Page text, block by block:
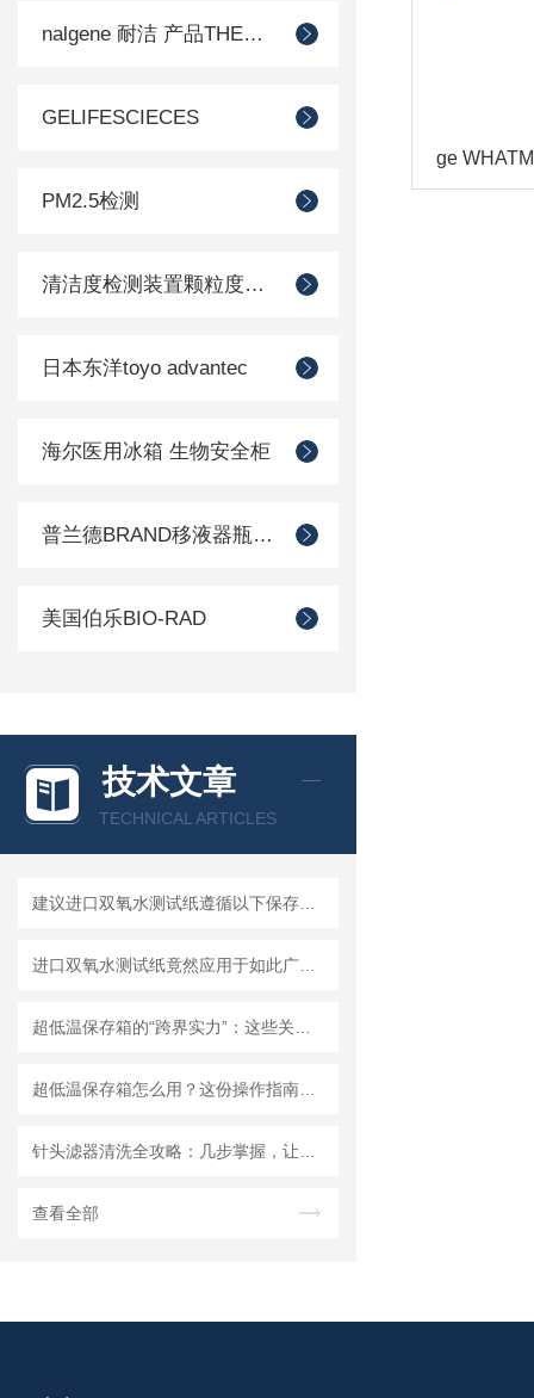
nalgene 耐洁 产品THERMO 赛默飞
GELIFESCIECES
PM2.5检测
清洁度检测装置颗粒度检测
日本东洋toyo advantec
海尔医用冰箱 生物安全柜
普兰德BRAND移液器瓶口分配器
美国伯乐BIO-RAD
技术文章
TECHNICAL ARTICLES
查看全部